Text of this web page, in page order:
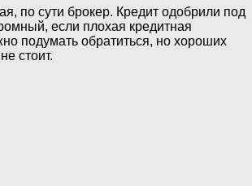
по сути брокер. Кредит одобрили под
если плохая кредитная
подумать обратиться, но хороших
стоит.